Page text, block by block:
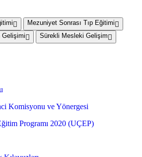
Mezuniyet Sonrası Tıp Eğitimi
Gelişimi Sürekli Mesleki Gelişim
Komisyonu ve Yönergesi
Programı 2020 (UÇEP)